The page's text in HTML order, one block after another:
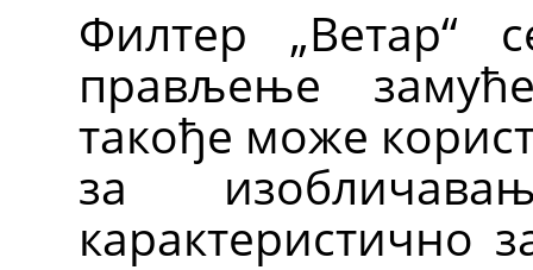
Филтер „Ветар“
прављење
такође може
за
карактеристично